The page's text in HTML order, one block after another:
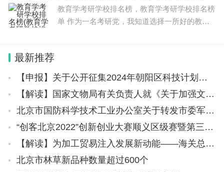
在就马上开始吧！本文目录重庆市永川萱花中学
教育学考研学校排名榜，教育学考研学校排名榜
单 作为一名考研党，我知道选择一所好的教育
最新推荐
【申报】关于公开征集2024年朝阳区科技计划储备项目入库的通知
【解读】国家文物局有关负责人就《关于加强文物科技创新的意见》接受专访
北京市国防科学技术工业办公室关于转发市委军民融合办关于组织召开5G融合应用创新大赛线下解读会的通知
“创客北京2022”创新创业大赛顺义区级赛暨第三届“创新顺义”创新创业大赛启动的通知
【解读】为加工贸易注入发展新动能——海关总署详解推动加工贸易持续高质量发展16条改革措施
北京市林草新品种数量超过600个